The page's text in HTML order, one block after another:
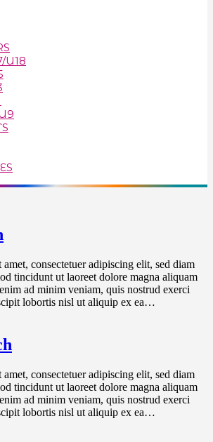
U18
consectetuer adipiscing elit, sed diam
tincidunt ut laoreet dolore magna aliquam
ad minim veniam, quis nostrud exerci
lobortis nisl ut aliquip ex ea…
consectetuer adipiscing elit, sed diam
tincidunt ut laoreet dolore magna aliquam
ad minim veniam, quis nostrud exerci
lobortis nisl ut aliquip ex ea…